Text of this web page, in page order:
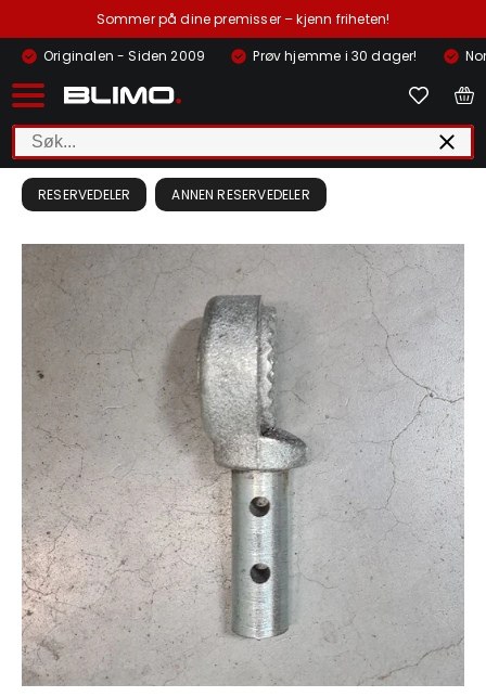
Sommer på dine premisser – kjenn friheten!
Originalen - Siden 2009
Prøv hjemme i 30 dager!
RESERVEDELER ANNEN RESERVEDELER